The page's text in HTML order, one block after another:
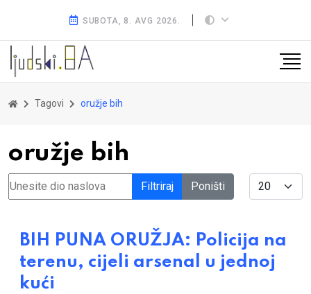
SUBOTA, 8. AVG 2026.
Tagovi oružje bih
oružje bih
Unesite dio naslova Filtriraj Poništi Display #
BIH PUNA ORUŽJA: Policija na
terenu, cijeli arsenal u jednoj
kući